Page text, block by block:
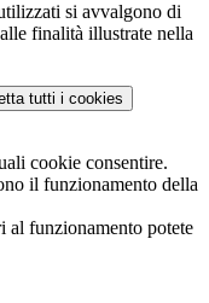
si avvalgono di
finalità illustrate nella
tutti i cookies
cookie consentire.
il funzionamento della
al funzionamento potete